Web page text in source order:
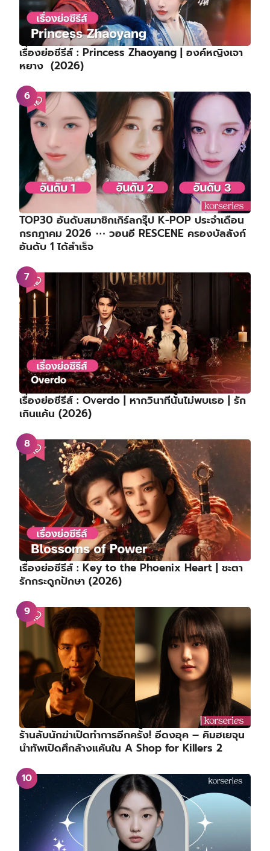
เรื่องย่อซีรีส์ : Princess Zhaoyang | องค์หญิงเจา
หยาง (2026)
TOP30 อันดับสมาชิกเกิร์ลกรุ๊ป K-POP ประจำเดือน
กรกฎาคม 2026 ⋯ วอนอี RESCENE ครองบัลลังก์
อันดับ 1 ได้สำเร็จ
เรื่องย่อซีรีส์ : Overdo | หากวินาทีนั้นไม่พบเธอ | รัก
เกินแค้น (2026)
เรื่องย่อซีรีส์ : Key to the Phoenix Heart | ชะตา
รักกระดูกปักษา (2026)
ร้านลับนักฆ่าเปิดทำการอีกครั้ง! อีดงอุค – คิมฮเยจุน
นำทัพเปิดศึกล้างแค้นใน A Shop for Killers 2